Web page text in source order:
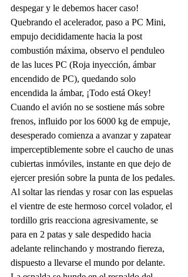
despegar y le debemos hacer caso!
Quebrando el acelerador, paso a PC Mini,
empujo decididamente hacia la post
combustión máxima, observo el penduleo
de las luces PC (Roja inyección, ámbar
encendido de PC), quedando solo
encendida la ámbar, ¡Todo está Okey!
Cuando el avión no se sostiene más sobre
frenos, influido por los 6000 kg de empuje,
desesperado comienza a avanzar y zapatear
imperceptiblemente sobre el caucho de unas
cubiertas inmóviles, instante en que dejo de
ejercer presión sobre la punta de los pedales.
Al soltar las riendas y rosar con las espuelas
el vientre de este hermoso corcel volador, el
tordillo gris reacciona agresivamente, se
para en 2 patas y sale despedido hacia
adelante relinchando y mostrando fiereza,
dispuesto a llevarse el mundo por delante.